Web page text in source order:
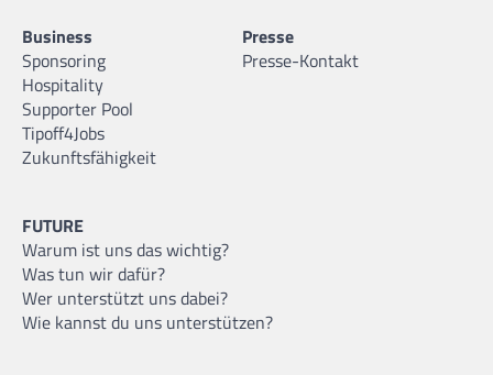
Business
Sponsoring
Hospitality
Supporter Pool
Tipoff4Jobs
Zukunftsfähigkeit
Presse
Presse-Kontakt
FUTURE
Warum ist uns das wichtig?
Was tun wir dafür?
Wer unterstützt uns dabei?
Wie kannst du uns unterstützen?